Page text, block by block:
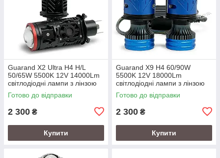
Guarand X2 Ultra H4 H/L
50/65W 5500K 12V 14000Lm
світлодіодні лампи з лінзою
Готово до відправки
2 300 ₴
Купити
Guarand X9 H4 60/90W
5500K 12V 18000Lm
світлодіодні лампи з лінзою
Готово до відправки
2 300 ₴
Купити